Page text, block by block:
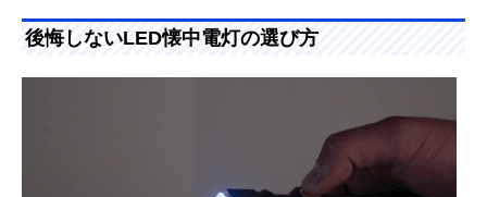
後悔しないLED懐中電灯の選び方